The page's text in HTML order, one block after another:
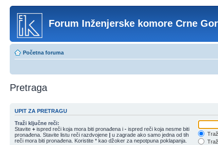
Forum Inženjerske komore Crne
Početna foruma
Pretraga
UPIT ZA PRETRAGU
Traži ključne reči:
Stavite + ispred reči koja mora biti pronađena i - ispred reči koja nesme biti
pronađena. Stavite listu reči razdvojene | u zagrade ako samo jedna od tih
reči mora biti pronađena. Koristite * kao džoker za nepotpuna poklapanja.